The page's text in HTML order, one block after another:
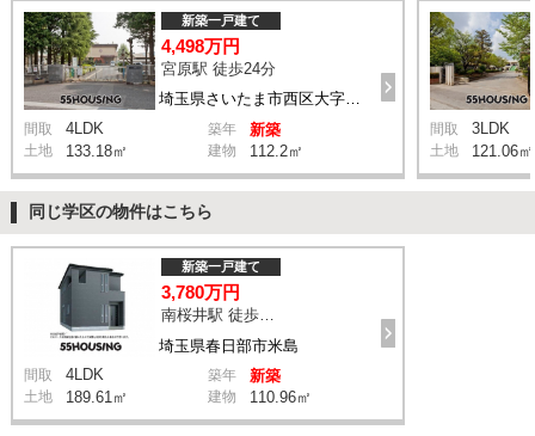
埼玉県さいたま市西区大字内野本郷
新築一戸建て
4,498万円
宮原駅 徒歩24分
間取 4LDK 築年 新築
土地 133.18㎡ 建物 112.2㎡
間取 3LDK
土地 121.06㎡
同じ学区の物件はこちら
埼玉県春日部市米島
新築一戸建て
3,780万円
南桜井駅 徒歩15分
間取 4LDK 築年 新築
土地 189.61㎡ 建物 110.96㎡